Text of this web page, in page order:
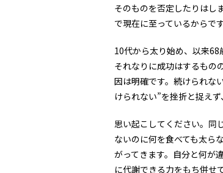
そのものを否定したりはし
で現在に至っているからです
10代から太り始め、以来
それなりに成功はするもの
因は明確です。続けられな
けられない”を挫折と捉え
思い起こしてください。同
ないのに何を食べても太ら
がってきます。自分と何が
に代謝できる力をもち併せ